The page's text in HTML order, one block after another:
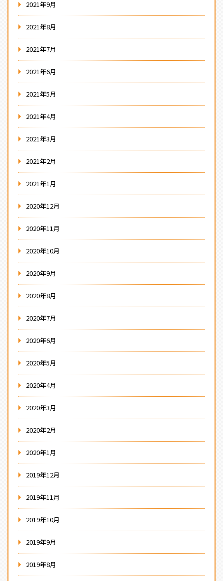
2021年9月
2021年8月
2021年7月
2021年6月
2021年5月
2021年4月
2021年3月
2021年2月
2021年1月
2020年12月
2020年11月
2020年10月
2020年9月
2020年8月
2020年7月
2020年6月
2020年5月
2020年4月
2020年3月
2020年2月
2020年1月
2019年12月
2019年11月
2019年10月
2019年9月
2019年8月